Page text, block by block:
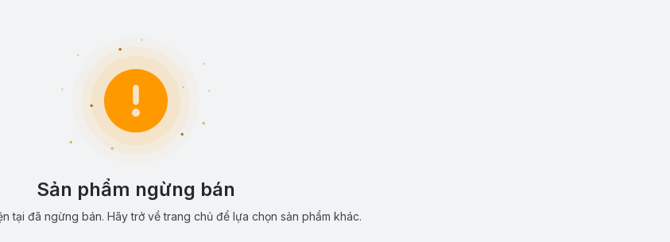
Sản phẩm ngừng bán
tại đã ngừng bán. Hãy trở về trang chủ để lựa chọn sản phẩm khác.